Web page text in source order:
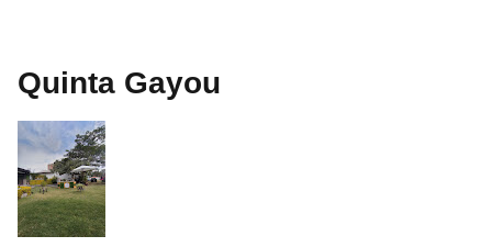
Quinta Gayou